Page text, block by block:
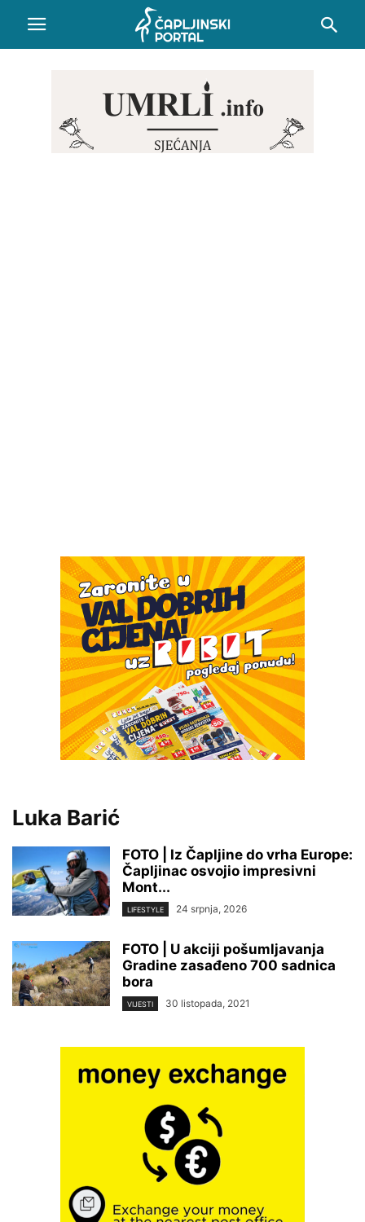
Luka Barić
FOTO | Iz Čapljine do vrha Europe:
Čapljinac osvojio impresivni
Mont...
LIFESTYLE 24 srpnja, 2026
FOTO | U akciji pošumljavanja
Gradine zasađeno 700 sadnica
bora
VIJESTI 30 listopada, 2021